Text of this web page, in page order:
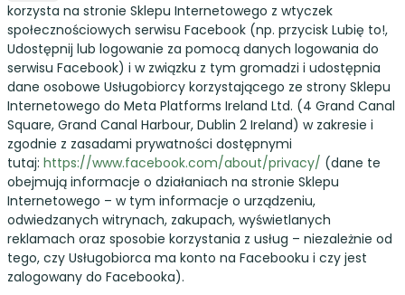
korzysta na stronie Sklepu Internetowego z wtyczek
społecznościowych serwisu Facebook (np. przycisk Lubię to!,
Udostępnij lub logowanie za pomocą danych logowania do
serwisu Facebook) i w związku z tym gromadzi i udostępnia
dane osobowe Usługobiorcy korzystającego ze strony Sklepu
Internetowego do Meta Platforms Ireland Ltd. (4 Grand Canal
Square, Grand Canal Harbour, Dublin 2 Ireland) w zakresie i
zgodnie z zasadami prywatności dostępnymi
tutaj: https://www.facebook.com/about/privacy/ (dane te
obejmują informacje o działaniach na stronie Sklepu
Internetowego – w tym informacje o urządzeniu,
odwiedzanych witrynach, zakupach, wyświetlanych
reklamach oraz sposobie korzystania z usług – niezależnie od
tego, czy Usługobiorca ma konto na Facebooku i czy jest
zalogowany do Facebooka).